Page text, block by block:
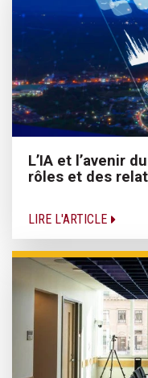
L’IA et l’avenir
rôles et des
LIRE L'ARTICLE